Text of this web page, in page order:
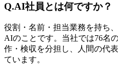
Q.AI社員とは何ですか？
役割・名前・担当業務を持ち
AIのことです。当社では76名
作・検収を分担し、人間の代
ています。